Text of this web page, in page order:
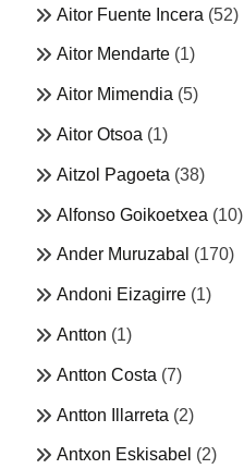
Aitor Fuente Incera (52)
Aitor Mendarte (1)
Aitor Mimendia (5)
Aitor Otsoa (1)
Aitzol Pagoeta (38)
Alfonso Goikoetxea (10)
Ander Muruzabal (170)
Andoni Eizagirre (1)
Antton (1)
Antton Costa (7)
Antton Illarreta (2)
Antxon Eskisabel (2)